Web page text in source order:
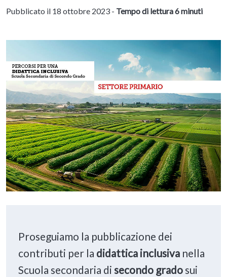
Pubblicato il 18 ottobre 2023 - Tempo di lettura 6 minuti
Proseguiamo la pubblicazione dei
contributi per la didattica inclusiva nella
Scuola secondaria di secondo grado sui